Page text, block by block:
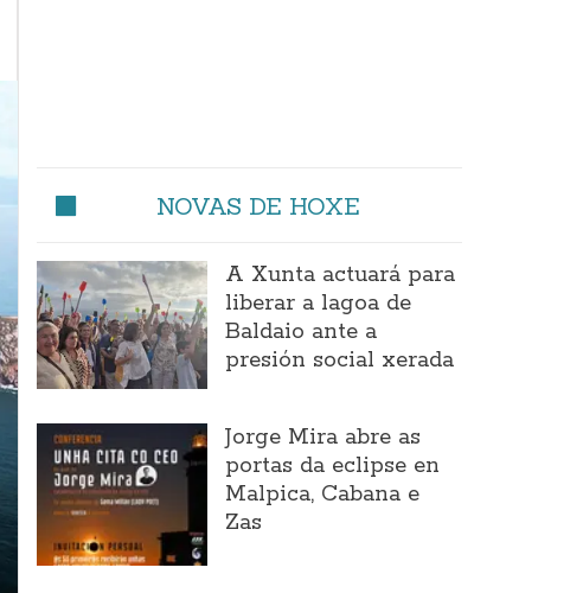
NOVAS DE HOXE
A Xunta actuará para
liberar a lagoa de
Baldaio ante a
presión social xerada
Jorge Mira abre as
portas da eclipse en
Malpica, Cabana e
Zas